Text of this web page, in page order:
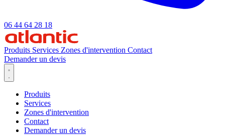
06 44 64 28 18
Produits Services Zones d'intervention Contact
Demander un devis
Produits
Services
Zones d'intervention
Contact
Demander un devis